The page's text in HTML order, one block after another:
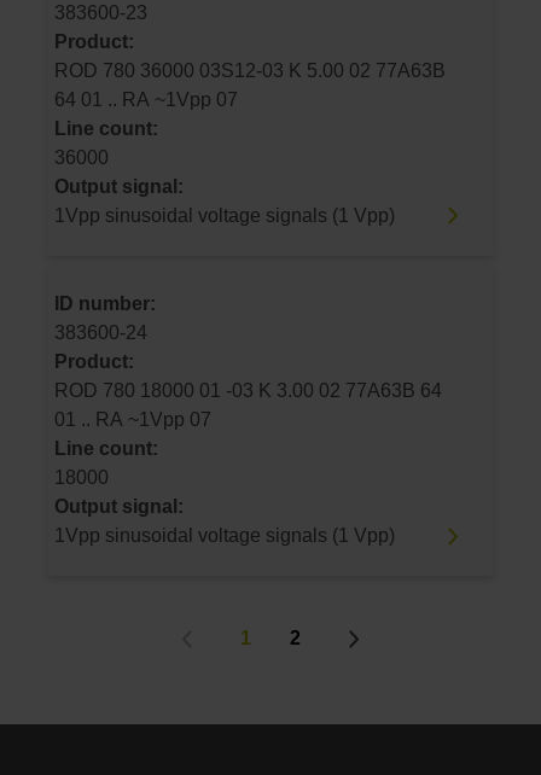
383600-23
Product:
ROD 780 36000 03S12-03 K 5.00 02 77A63B
64 01 .. RA ~1Vpp 07
Line count:
36000
Output signal:
1Vpp sinusoidal voltage signals (1 Vpp)
ID number:
383600-24
Product:
ROD 780 18000 01 -03 K 3.00 02 77A63B 64
01 .. RA ~1Vpp 07
Line count:
18000
Output signal:
1Vpp sinusoidal voltage signals (1 Vpp)
1 2